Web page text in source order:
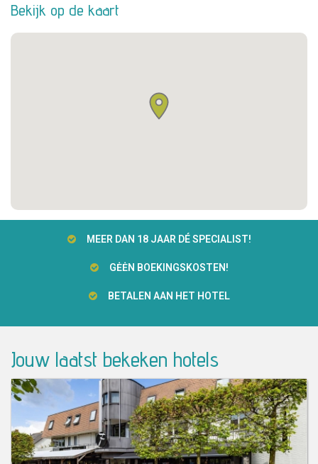
Bekijk op de kaart
MEER DAN 18 JAAR DÉ SPECIALIST!
GĖĖN BOEKINGSKOSTEN!
BETALEN AAN HET HOTEL
Jouw laatst bekeken hotels